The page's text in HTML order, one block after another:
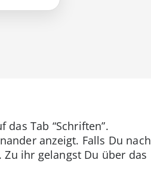
Tab “Schriften”.
anzeigt. Falls Du nach
ihr gelangst Du über das